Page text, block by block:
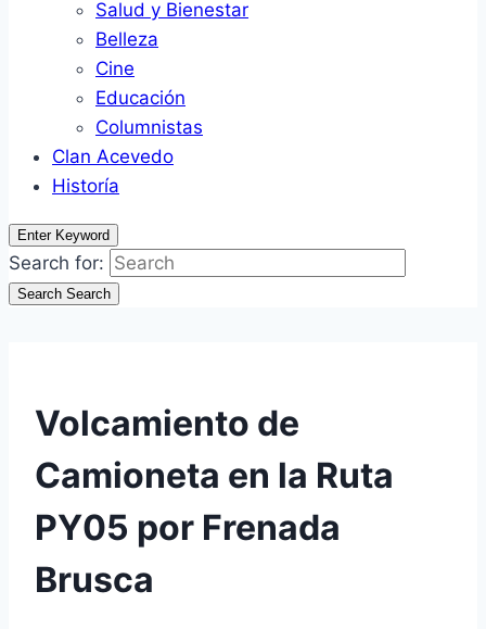
Salud y Bienestar
Belleza
Cine
Educación
Columnistas
Clan Acevedo
Historía
Enter Keyword
Search for:
Search Search
Volcamiento de
Camioneta en la Ruta
PY05 por Frenada
Brusca